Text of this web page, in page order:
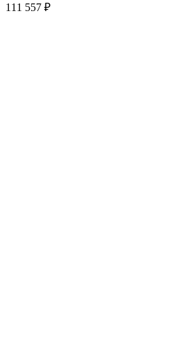
111 557 ₽